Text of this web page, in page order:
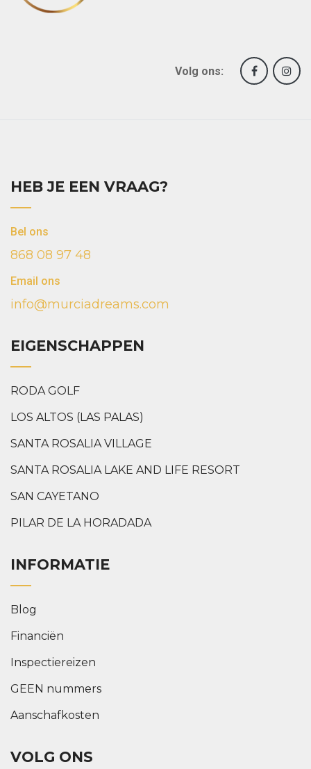
Volg ons:
HEB JE EEN VRAAG?
Bel ons
868 08 97 48
Email ons
info@murciadreams.com
EIGENSCHAPPEN
RODA GOLF
LOS ALTOS (LAS PALAS)
SANTA ROSALIA VILLAGE
SANTA ROSALIA LAKE AND LIFE RESORT
SAN CAYETANO
PILAR DE LA HORADADA
INFORMATIE
Blog
Financiën
Inspectiereizen
GEEN nummers
Aanschafkosten
VOLG ONS